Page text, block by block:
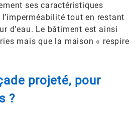
ses caractéristiques
tout en restant
d’eau. Le bâtiment est ainsi
mais que la maison « respire
projeté, pour
?